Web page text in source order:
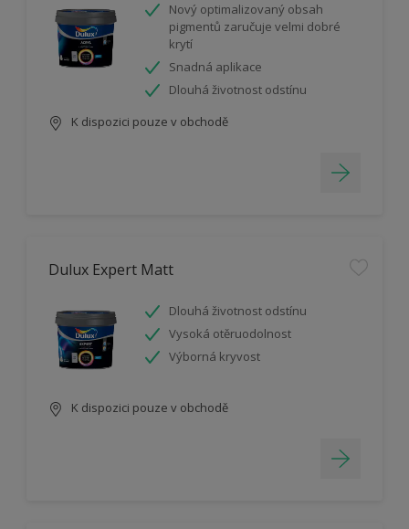
Nový optimalizovaný obsah
pigmentů zaručuje velmi dobré
krytí
Snadná aplikace
Dlouhá životnost odstínu
K dispozici pouze v obchodě
Dulux Expert Matt
Dlouhá životnost odstínu
Vysoká otěruodolnost
Výborná kryvost
K dispozici pouze v obchodě